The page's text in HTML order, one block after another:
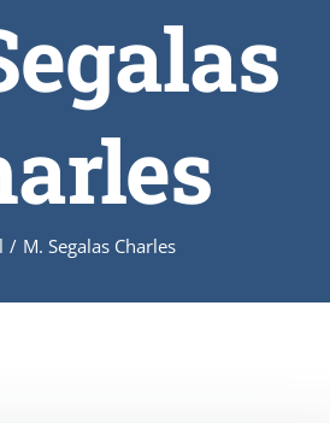
/ M. Segalas Charles